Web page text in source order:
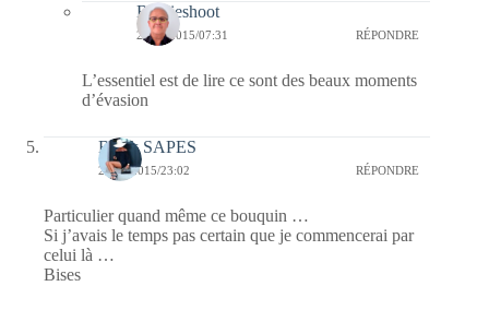
Bernieshoot
23/01/2015/07:31 RÉPONDRE
L’essentiel est de lire ce sont des beaux moments
d’évasion
Black SAPES
22/01/2015/23:02 RÉPONDRE
Particulier quand même ce bouquin …
Si j’avais le temps pas certain que je commencerai par
celui là …
Bises